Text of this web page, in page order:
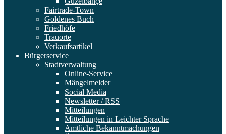
Fairtrade-Town
Goldenes Buch
Friedhöfe
Trauorte
Verkaufsartikel
Bürgerservice
Stadtverwaltung
Online-Service
Mängelmelder
Social Media
Newsletter / RSS
Mitteilungen
Mitteilungen in Leichter Sprache
Amtliche Bekanntmachungen